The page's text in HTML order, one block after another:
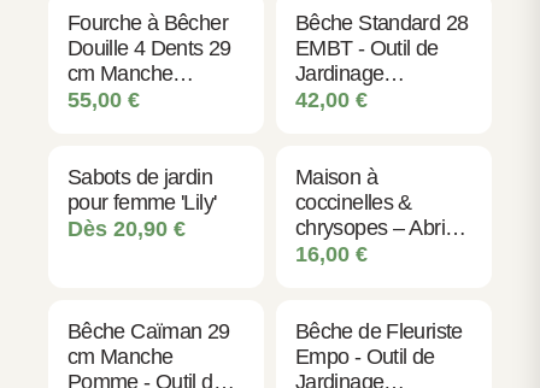
Entretien simple
L'entretien de votre bêche est minimal : un nettoyage
régulier et un affûtage occasionnel de la lame suffisent
pour maintenir ses performances. Un véritable
Fourche à Bêcher
Douille 4 Dents 29
cm Manche
Pomme - Outil
55,00 €
Bêche Standard 28
EMBT - Outil de
Jardinage
Professionnel
42,00 €
Sabots de jardin
pour femme 'Lily'
Dès 20,90 €
Maison à
coccinelles &
chrysopes – Abri
insectes utiles en
16,00 €
Bêche Caïman 29
cm Manche
Pomme - Outil de
Bêche de Fleuriste
Empo - Outil de
Jardinage